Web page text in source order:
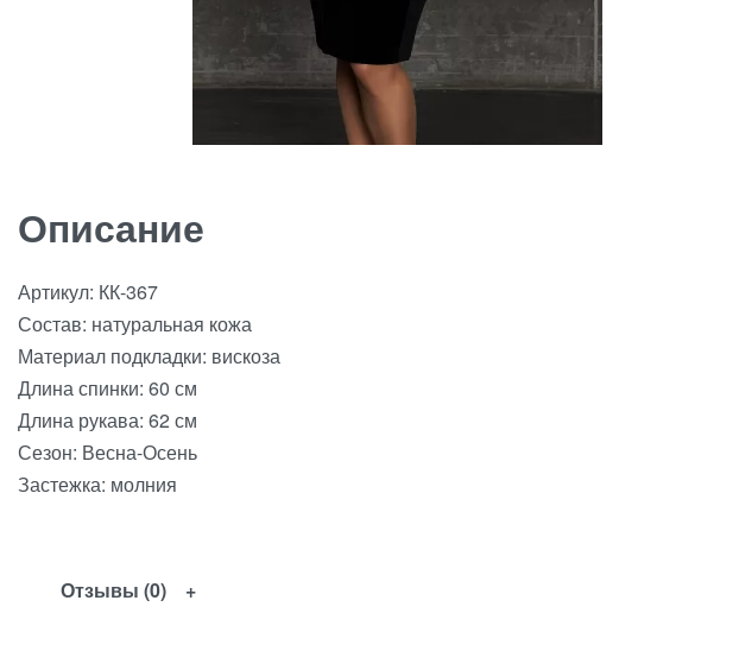
Описание
Артикул: КК-367
Состав: натуральная кожа
Материал подкладки: вискоза
Длина спинки: 60 см
Длина рукава: 62 см
Сезон: Весна-Осень
Застежка: молния
Отзывы (0)